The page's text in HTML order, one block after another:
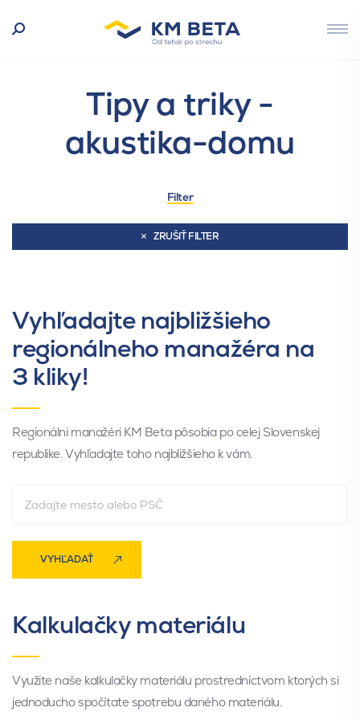
Tipy a triky -
akustika-domu
Filter
ZRUŠIŤ FILTER
Vyhľadajte najbližšieho
regionálneho manažéra na
3 kliky!
Regionálni manažéri KM Beta pôsobia po celej Slovenskej
republike. Vyhľadajte toho najbližšieho k vám.
VYHĽADAŤ
Kalkulačky materiálu
Využite naše kalkulačky materiálu prostredníctvom ktorých si
jednoducho spočítate spotrebu daného materiálu.